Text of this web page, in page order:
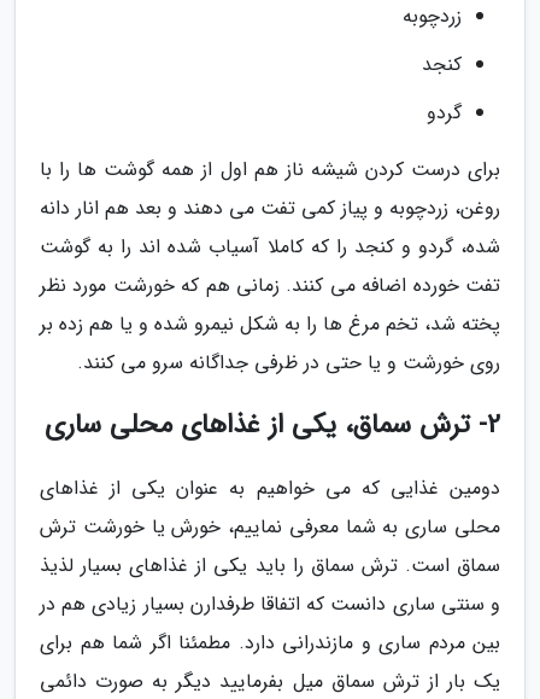
زردچوبه
کنجد
گردو
برای درست کردن شیشه ناز هم اول از همه گوشت ها را با
روغن، زردچوبه و پیاز کمی تفت می دهند و بعد هم انار دانه
شده، گردو و کنجد را که کاملا آسیاب شده اند را به گوشت
تفت خورده اضافه می کنند. زمانی هم که خورشت مورد نظر
پخته شد، تخم مرغ ها را به شکل نیمرو شده و یا هم زده بر
روی خورشت و یا حتی در ظرفی جداگانه سرو می کنند.
2- ترش سماق، یکی از غذاهای محلی ساری
دومین غذایی که می خواهیم به عنوان یکی از غذاهای
محلی ساری به شما معرفی نماییم، خورش یا خورشت ترش
سماق است. ترش سماق را باید یکی از غذاهای بسیار لذیذ
و سنتی ساری دانست که اتفاقا طرفدارن بسیار زیادی هم در
بین مردم ساری و مازندرانی دارد. مطمئنا اگر شما هم برای
یک بار از ترش سماق میل بفرمایید دیگر به صورت دائمی